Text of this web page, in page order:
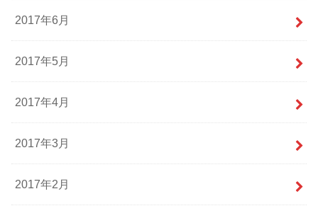
2017年6月
2017年5月
2017年4月
2017年3月
2017年2月